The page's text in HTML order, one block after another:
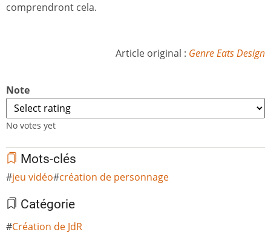
comprendront cela.
Article original : Genre Eats Design
Note
No votes yet
Mots-clés
jeu vidéo création de personnage
Catégorie
Création de JdR